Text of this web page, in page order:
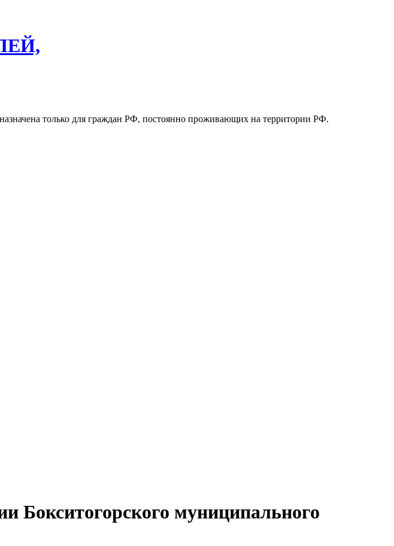
только для граждан РФ, постоянно проживающих на территории РФ.
Бокситогорского муниципального